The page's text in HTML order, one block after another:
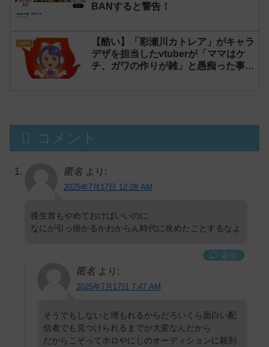
BANすると警告！
vtuber
【酷い】「彩瀬川カトレア」がキャラ
デザを担当したvtuberが「ママはケ
チ、ガワの作りが雑」と愚痴った事が
コメント
匿名 より:
2025年7月17日 12:28 AM
後生首もやめておけばいいのに
なにが引っ掛かるかわからん時代に攻めたことするなよ
返信
匿名 より:
2025年7月17日 7:47 AM
そうでもしないと埋もれるからだろいくら面白い配
信者でも見つけられるまでが大変なんだから
だからこぞってホロやにじのオーディションに殺到